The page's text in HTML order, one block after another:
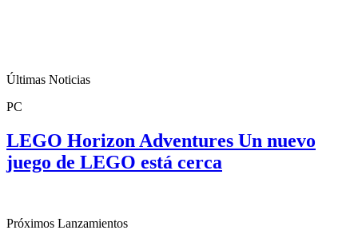
Últimas Noticias
PC
LEGO Horizon Adventures Un nuevo
juego de LEGO está cerca
Próximos Lanzamientos